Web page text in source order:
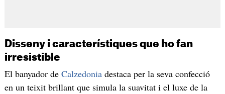
Disseny i característiques que ho fan
irresistible
El banyador de Calzedoniadestaca per la seva confecció
en un teixit brillant que simula la suavitat i el luxe de la